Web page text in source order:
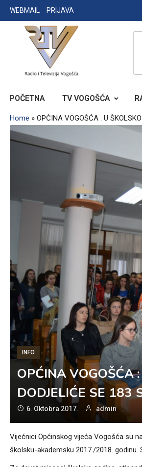
Skip
to
WEBMAIL PRIJAVA
RADIO TELEVIZIJA
POČETNA TV VOGOŠĆA
Home » OPĆINA VOGOŠĆA : U
INFO
OPĆINA VOGOŠĆA
DODJELIĆE SE 183
6. Oktobra 2017. admin
Vijećnici Općinskog vijeća Vogošća su
školsku-akademsku 2017./2018.